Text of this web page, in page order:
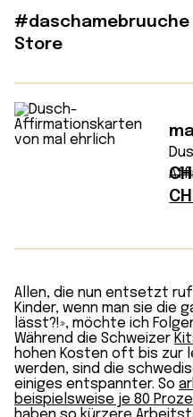
#daschamebruuche
Store
Allen, die nun entsetzt
Kinder, wenn man sie die
lässt?!», möchte ich
Während die Schweizer
hohen Kosten oft bis
werden, sind die
einiges entspannter. So
beispielsweise je 80